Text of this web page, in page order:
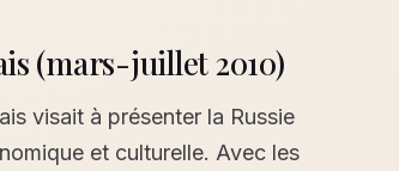
(mars-juillet 2010)
visait à présenter la Russie
et culturelle. Avec les